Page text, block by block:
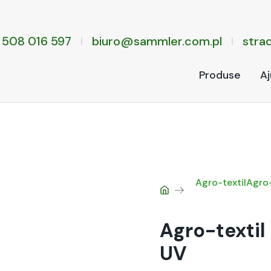
016 597 biuro@sammler.com.pl
Pro­duse
Agro-tex­til
Agro-textil
UV